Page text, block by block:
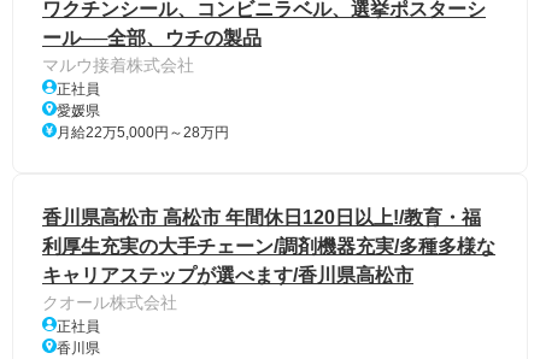
ワクチンシール、コンビニラベル、選挙ポスターシ
ール──全部、ウチの製品
マルウ接着株式会社
正社員
愛媛県
月給22万5,000円～28万円
香川県高松市 高松市 年間休日120日以上!/教育・福
利厚生充実の大手チェーン/調剤機器充実/多種多様な
キャリアステップが選べます/香川県高松市
クオール株式会社
正社員
香川県